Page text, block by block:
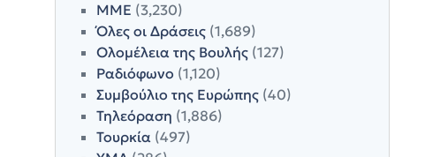
ΜΜΕ (3,230)
Όλες οι Δράσεις(1,689)
Ολομέλεια της Βουλής(127)
Ραδιόφωνο (1,120)
Συμβούλιο της Ευρώπης(40)
Τηλεόραση (1,886)
Τουρκία(497)